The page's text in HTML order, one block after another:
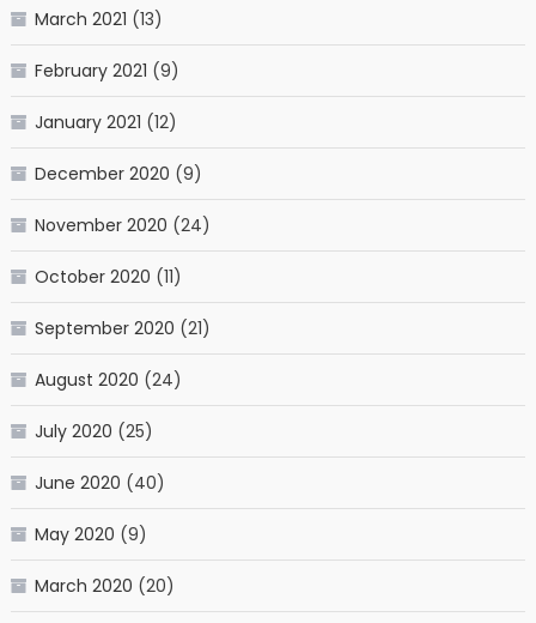
March 2021 (13)
February 2021 (9)
January 2021 (12)
December 2020 (9)
November 2020 (24)
October 2020 (11)
September 2020 (21)
August 2020 (24)
July 2020 (25)
June 2020 (40)
May 2020 (9)
March 2020 (20)